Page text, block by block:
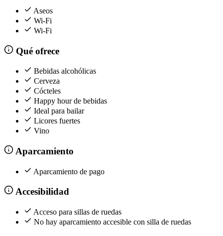
Aseos
Wi-Fi
Wi-Fi
Qué ofrece
Bebidas alcohólicas
Cerveza
Cócteles
Happy hour de bebidas
Ideal para bailar
Licores fuertes
Vino
Aparcamiento
Aparcamiento de pago
Accesibilidad
Acceso para sillas de ruedas
No hay aparcamiento accesible con silla de ruedas